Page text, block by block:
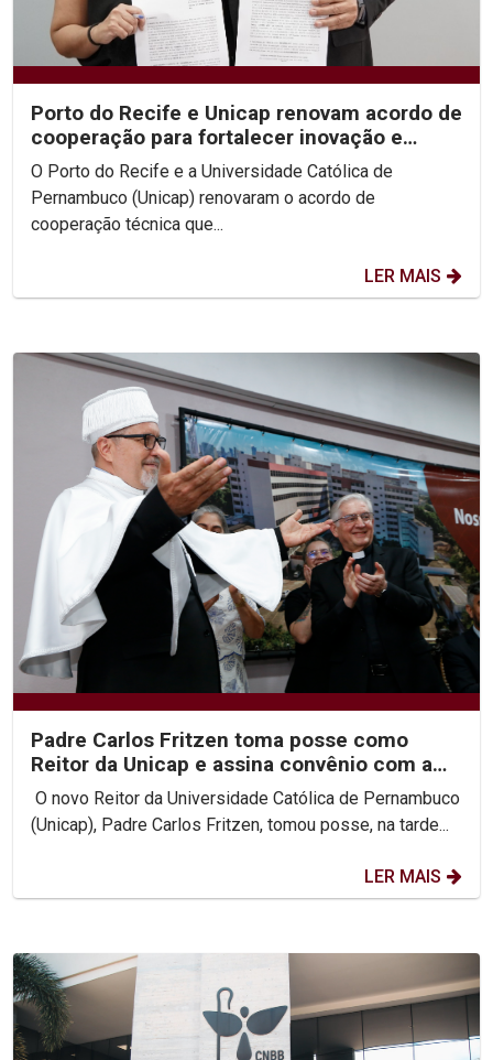
Porto do Recife e Unicap renovam acordo de
cooperação para fortalecer inovação e
formação acadêmica
O Porto do Recife e a Universidade Católica de
Pernambuco (Unicap) renovaram o acordo de
cooperação técnica que...
LER MAIS
Padre Carlos Fritzen toma posse como
Reitor da Unicap e assina convênio com a
PUC-Rio
O novo Reitor da Universidade Católica de Pernambuco
(Unicap), Padre Carlos Fritzen, tomou posse, na tarde...
LER MAIS